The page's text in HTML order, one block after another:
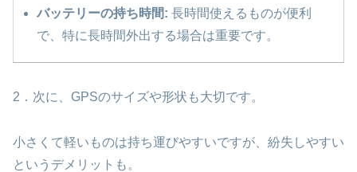
バッテリーの持ち時間: 長時間使えるものが便利
で、特に長時間外出する場合は重要です。
2．次に、GPSのサイズや形状も大切です。
小さくて軽いものは持ち運びやすいですが、紛失しやすい
というデメリットも。